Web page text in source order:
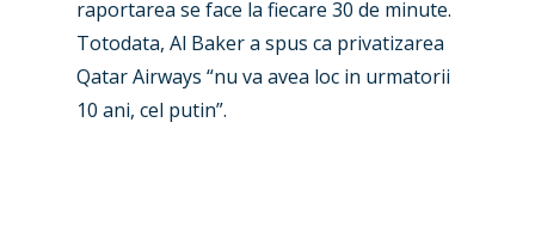
raportarea se face la fiecare 30 de minute.
Totodata, Al Baker a spus ca privatizarea
Qatar Airways “nu va avea loc in urmatorii
10 ani, cel putin”.